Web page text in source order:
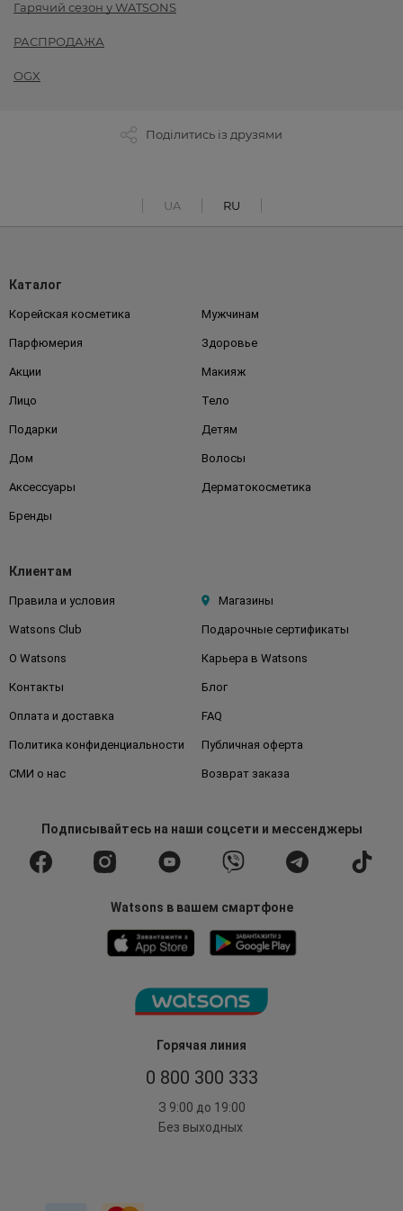
Гарячий сезон у WATSONS
РАСПРОДАЖА
OGX
Поділитись із друзями
UA RU
Горячая линия
0 800 300 333
З 9:00 до 19:00
Без выходных
Каталог
Корейская косметика Мужчинам
Парфюмерия Здоровье
Акции Макияж
Лицо Тело
Подарки Детям
Дом Волосы
Аксессуары Дерматокосметика
Бренды
Клиентам
Правила и условия Магазины
Watsons Club Подарочные сертификаты
О Watsons Карьера в Watsons
Контакты Блог
Оплата и доставка FAQ
Политика конфиденциальности Публичная оферта
СМИ о нас Возврат заказа
Подписывайтесьна наши соцсети и мессенджеры
Watsons в вашем смартфоне